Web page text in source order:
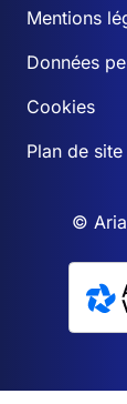
Mentions
Données
Cookies
Plan de site
©